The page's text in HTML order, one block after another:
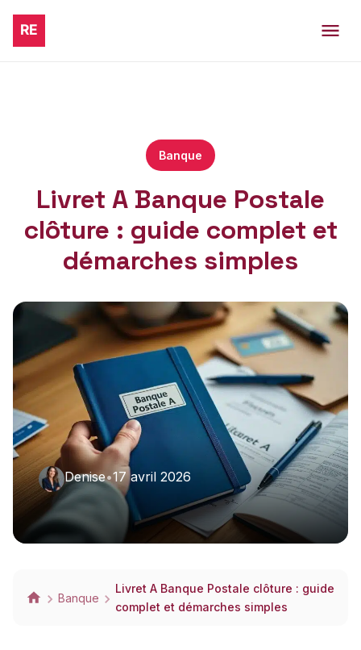
Banque
Livret A Banque Postale
clôture : guide complet et
démarches simples
Denise•17 avril 2026
Banque
Livret A Banque Postale clôture : guide
complet et démarches simples